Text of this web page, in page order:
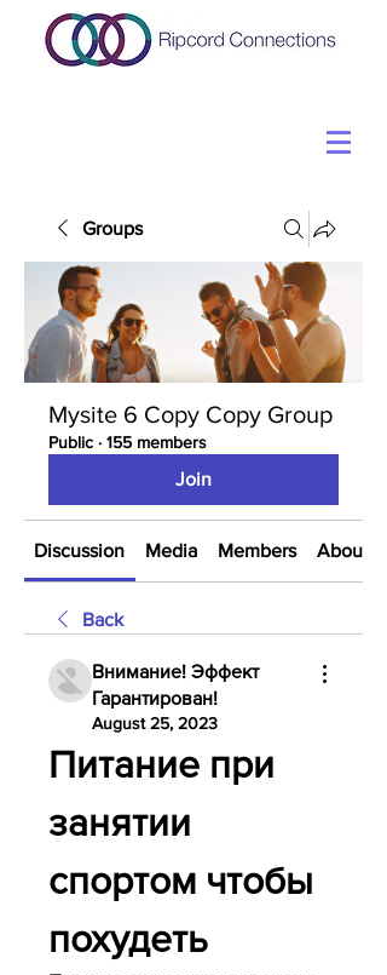
Groups
Mysite 6 Copy Copy Group
Public · 155 members
Join
Discussion Media Members About
Back
Внимание! Эффект
Гарантирован!
August 25, 2023
Питание при
занятии
спортом чтобы
похудеть